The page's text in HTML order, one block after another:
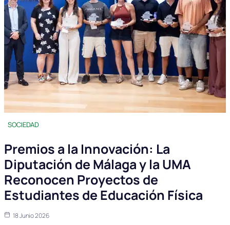
SOCIEDAD
Premios a la Innovación: La
Diputación de Málaga y la UMA
Reconocen Proyectos de
Estudiantes de Educación Física
18 Junio 2026